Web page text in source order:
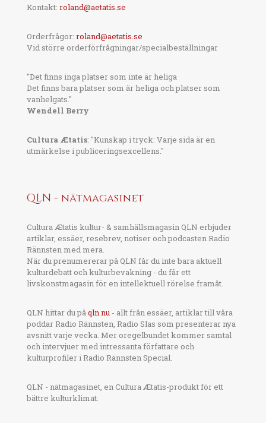
Kontakt: roland@aetatis.se
Orderfrågor: roland@aetatis.se
Vid större orderförfrågningar/specialbeställningar
"Det finns inga platser som inte är heliga
Det finns bara platser som är heliga och platser som
vanhelgats."
Wendell Berry
Cultura Ætatis: "Kunskap i tryck: Varje sida är en
utmärkelse i publiceringsexcellens."
QLN - nätmagasinet
Cultura Ætatis kultur- & samhällsmagasin QLN erbjuder
artiklar, essäer, resebrev, notiser och podcasten Radio
Rännsten med mera.
När du prenumererar på QLN får du inte bara aktuell
kulturdebatt och kulturbevakning - du får ett
livskonstmagasin för en intellektuell rörelse framåt.
QLN hittar du påqln.nu - allt från essäer, artiklar till våra
poddar Radio Rännsten, Radio Slas som presenterar nya
avsnitt varje vecka. Mer oregelbundet kommer samtal
och intervjuer med intressanta författare och
kulturprofiler i Radio Rännsten Special.
QLN - nätmagasinet, en Cultura Ætatis-produkt för ett
bättre kulturklimat.